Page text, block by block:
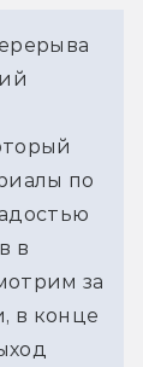
по
в
за
в конце